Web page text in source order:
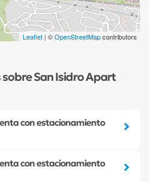
Leaflet | ©OpenStreetMapcontributors
San Isidro Apart
con estacionamiento
con estacionamiento